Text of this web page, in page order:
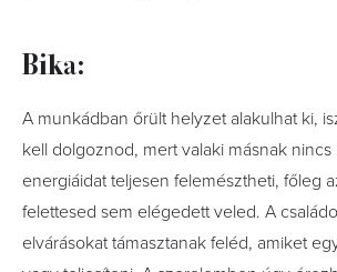
Bika:
A munkádban őrült helyzet alakulhat ki,
kell dolgoznod, mert valaki másnak nincs
energiáidat teljesen felemésztheti, főleg
felettesed sem elégedett veled. A
elvárásokat támasztanak feléd, amiket